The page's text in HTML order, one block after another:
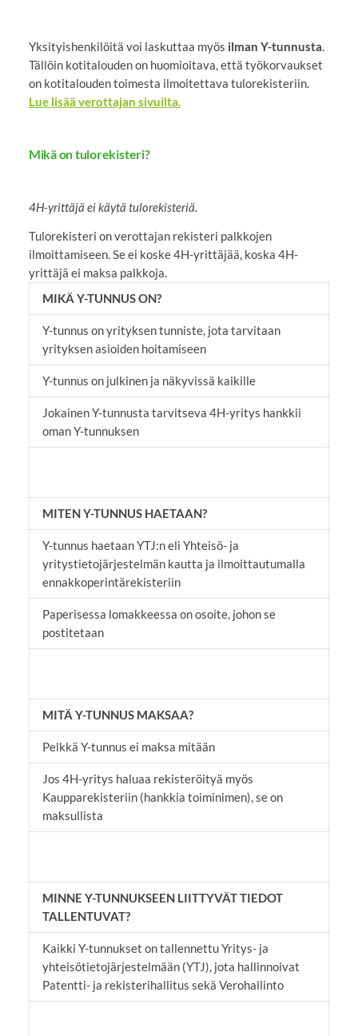
MIKÄ Y-TUNNUS ON?
Y-tunnus on yrityksen tunniste, jota tarvitaan
yrityksen asioiden hoitamiseen
Y-tunnus on julkinen ja näkyvissä kaikille
Jokainen Y-tunnusta tarvitseva 4H-yritys hankkii
oman Y-tunnuksen
MITEN Y-TUNNUS HAETAAN?
Y-tunnus haetaan YTJ:n eli Yhteisö- ja
yritystietojärjestelmän kautta ja ilmoittautumalla
ennakkoperintärekisteriin
Paperisessa lomakkeessa on osoite, johon se
postitetaan
MITÄ Y-TUNNUS MAKSAA?
Pelkkä Y-tunnus ei maksa mitään
Jos 4H-yritys haluaa rekisteröityä myös
Kaupparekisteriin (hankkia toiminimen), se on
maksullista
MINNE Y-TUNNUKSEEN LIITTYVÄT TIEDOT
TALLENTUVAT?
Kaikki Y-tunnukset on tallennettu Yritys- ja
yhteisötietojärjestelmään (YTJ), jota hallinnoivat
Patentti- ja rekisterihallitus sekä Verohallinto
Yksityishenkilöitä voi laskuttaa myös ilman Y-tunnusta.
Tällöin kotitalouden on huomioitava, että työkorvaukset
on kotitalouden toimesta ilmoitettava tulorekisteriin.
Lue lisää verottajan sivuilta.
Mikä on tulorekisteri?
4H-yrittäjä ei käytä tulorekisteriä.
Tulorekisteri on verottajan rekisteri palkkojen
ilmoittamiseen. Se ei koske 4H-yrittäjää, koska 4H-
yrittäjä ei maksa palkkoja.